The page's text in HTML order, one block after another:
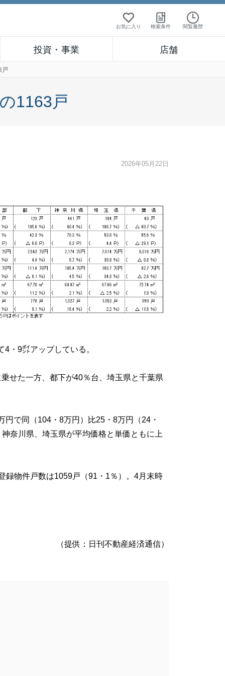
お気に入り 検索条件 閲覧履歴
投資・事業 店舗
戸
1163戸
2026年05月22日
・9㌽アップしている。
せた一方、都下が40％台、埼玉県と千葉県
で同（104・8万円）比25・8万円（24・
奈川県、埼玉県が平均価格と単価ともに上
物件戸数は1059戸（91・1％）。4月末時
（提供：日刊不動産経済通信）